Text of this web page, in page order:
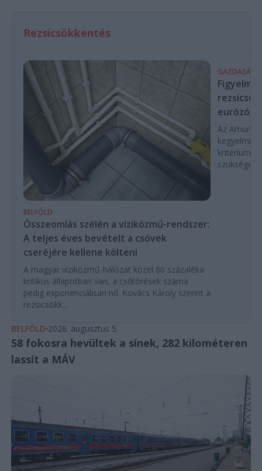
Rezsicsökkentés
BELFÖLD
Összeomlás szélén a víziközmű-rendszer:
A teljes éves bevételt a csövek
cseréjére kellene költeni
A magyar víziközmű-hálózat közel 80 százaléka
kritikus állapotban van, a csőtörések száma
pedig exponenciálisan nő. Kovács Károly szerint a
rezsicsökk...
GAZDASÁG
Az Amundi
kegyelmi
BELFÖLD 2026. augusztus 5.
58 fokosra hevültek a sínek, 282 kilométeren
lassít a MÁV